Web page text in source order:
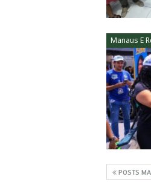
Manaus E
POSTS